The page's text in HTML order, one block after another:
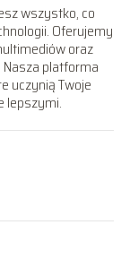
wszystko, co
Oferujemy
oraz
platforma
uczynią Twoje
lepszymi.